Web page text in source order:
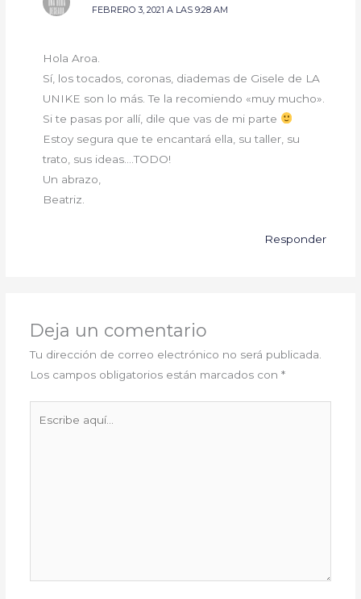
FEBRERO 3, 2021 A LAS 9:28 AM
Hola Aroa.
Sí, los tocados, coronas, diademas de Gisele de LA
UNIKE son lo más. Te la recomiendo «muy mucho».
Si te pasas por allí, dile que vas de mi parte
Estoy segura que te encantará ella, su taller, su
trato, sus ideas….TODO!
Un abrazo,
Beatriz.
Responder
Deja un comentario
Tu dirección de correo electrónico no será publicada.
Los campos obligatorios están marcados con *